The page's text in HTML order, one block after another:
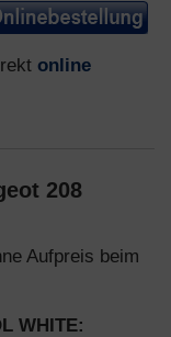
online
208
Aufpreis beim
WHITE: